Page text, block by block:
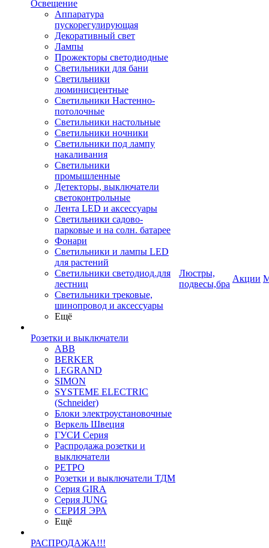
Освещение
Аппаратура
пускорегулирующая
Декоративный свет
Лампы
Прожекторы светодиодные
Светильники для бани
Светильники
люминисцентные
Светильники Настенно-
потолочные
Светильники настольные
Светильники ночники
Светильники под лампу
накаливания
Светильники
промышленные
Детекторы, выключатели
светоконтрольные
Лента LED и аксессуары
Светильники садово-
парковые и на солн. батарее
Фонари
Светильники и лампы LED
для растений
Светильники светодиод.для
лестниц
Светильники трековые,
шинопровод и аксессуары
Ещё
Розетки и выключатели
ABB
BERKER
LEGRAND
SIMON
SYSTEME ELECTRIC
(Schneider)
Блоки электроустановочные
Веркель Швеция
ГУСИ Серия
Распродажа розетки и
выключатели
РЕТРО
Розетки и выключатели ТДМ
Серия GIRA
Серия JUNG
СЕРИЯ ЭРА
Ещё
РАСПРОДАЖА!!!
Люстры,
подвесы,бра
Акции